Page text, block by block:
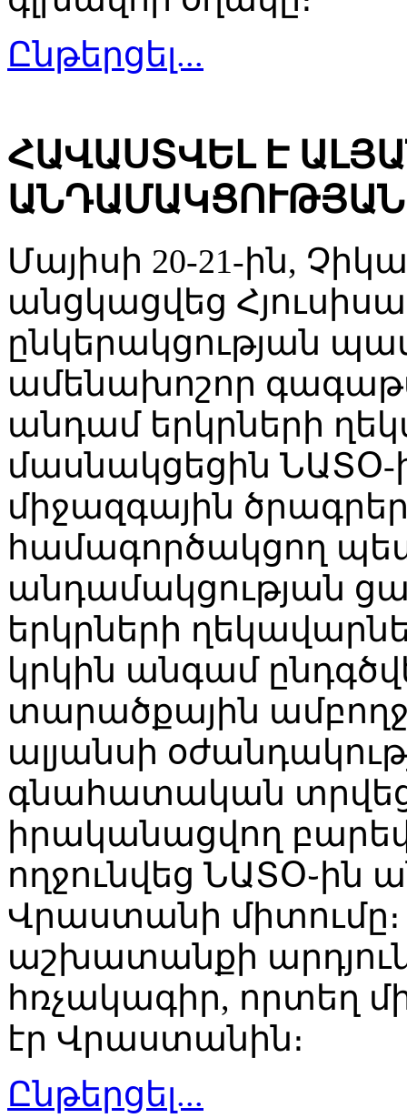
Ընթերցել...
ՀԱՎԱՍՏՎԵԼ Է
Մայիսի 20-21-ին,
անցկացվեց
ընկերակցության
ամենախոշոր
անդամ երկրների
մասնակցեցին ՆԱՏՕ-
միջազգային
համագործակցող
անդամակցության
երկրների
կրկին անգամ
տարածքային
ալյանսի
գնահատական
իրականացվող
ողջունվեց ՆԱՏՕ֊ին
Վրաստանի
աշխատանքի
հռչակագիր, որտեղ
էր Վրաստանին։
Ընթերցել...